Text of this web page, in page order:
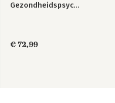
Gezondheidspsychologie
€ 72,99